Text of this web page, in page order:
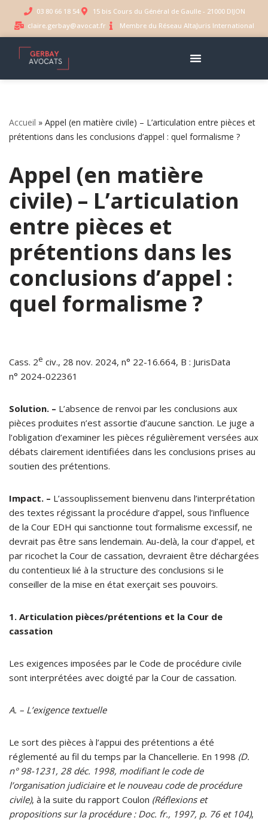
Aller
contenu
03 80 66 18 54
15 bis Cours du Général de Gaulle - 21000 DIJON
claire.gerbay@avocat.fr
Membre du Réseau AltaJuris International
Accueil » Appel (en matière civile) – L’articulation entre pièces et
prétentions dans les conclusions d’appel : quel formalisme ?
Appel (en matière
civile) – L’articulation
entre pièces et
prétentions dans les
conclusions d’appel :
quel formalisme ?
Cass. 2e civ., 28 nov. 2024, n° 22-16.664, B : JurisData
n° 2024-022361
Solution. – L’absence de renvoi par les conclusions aux
pièces produites n’est assortie d’aucune sanction. Le juge a
l’obligation d’examiner les pièces régulièrement versées aux
débats clairement identifiées dans les conclusions prises au
soutien des prétentions.
Impact. – L’assouplissement bienvenu dans l’interprétation
des textes régissant la procédure d’appel, sous l’influence
de la Cour EDH qui sanctionne tout formalisme excessif, ne
devrait pas être sans lendemain. Au-delà, la cour d’appel, et
par ricochet la Cour de cassation, devraient être déchargées
du contentieux lié à la structure des conclusions si le
conseiller de la mise en état exerçait ses pouvoirs.
1. Articulation pièces/prétentions et la Cour de
cassation
Les exigences imposées par le Code de procédure civile
sont interprétées avec doigté par la Cour de cassation.
A. – L’exigence textuelle
Le sort des pièces à l’appui des prétentions a été
réglementé au fil du temps par la Chancellerie. En 1998 (D.
n° 98-1231, 28 déc. 1998, modifiant le code de
l’organisation judiciaire et le nouveau code de procédure
civile), à la suite du rapport Coulon (Réflexions et
propositions sur la procédure : Doc. fr., 1997, p. 76 et 104),